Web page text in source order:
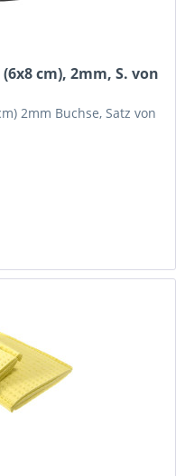
cm), 2mm, S. von
2mm Buchse, Satz von